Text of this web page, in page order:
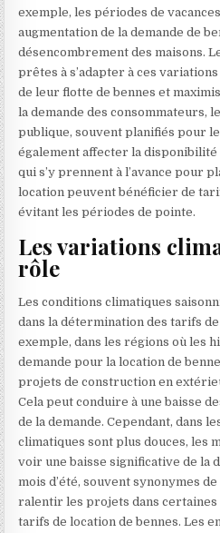
exemple, les périodes de
augmentation de la demande de
désencombrement des maisons.
prêtes à s’adapter à ces
de leur flotte de bennes et
la demande des consommateurs,
publique, souvent planifiés pour
également affecter la
qui s’y prennent à l’avance pour
location peuvent bénéficier de
évitant les périodes de pointe.
Les variations
rôle
Les conditions climatiques
dans la détermination des tarifs
exemple, dans les régions où les
demande pour la location de
projets de construction en
Cela peut conduire à une baisse
de la demande. Cependant, dans
climatiques sont plus douces, les
voir une baisse significative de la
mois d’été, souvent synonymes
ralentir les projets dans certaines
tarifs de location de bennes. Les